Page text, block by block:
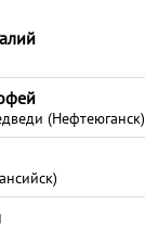
(Нефтеюганск)